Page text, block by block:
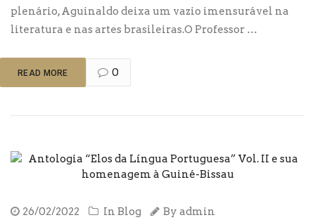
plenário, Aguinaldo deixa um vazio imensurável na
literatura e nas artes brasileiras.O Professor …
READ MORE 0
26/02/2022 In Blog By admin